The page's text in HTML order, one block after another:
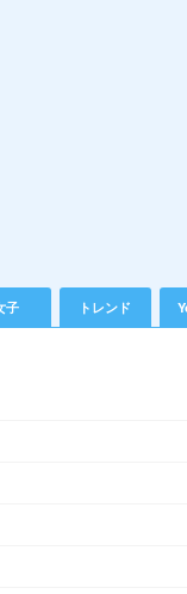
子 トレンド